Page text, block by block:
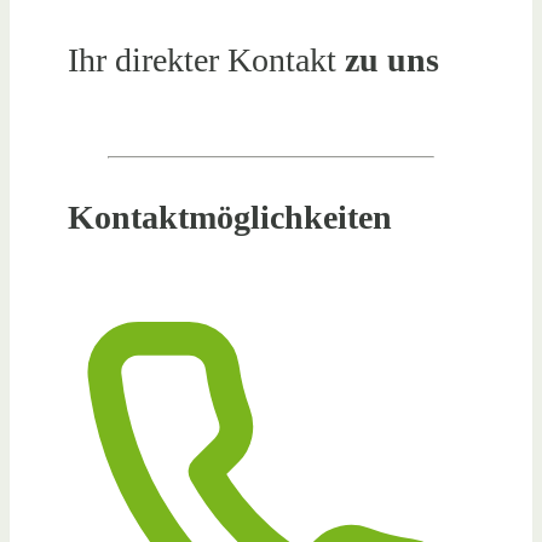
Ihr direkter Kontakt zu uns
Kontaktmöglichkeiten